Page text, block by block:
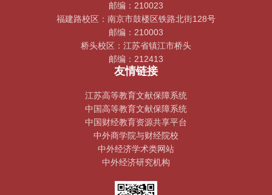
邮编：210023
福建路校区：南京市鼓楼区铁路北街128号
邮编：210003
桥头校区：江苏省镇江市桥头
邮编：212413
友情链接
江苏高等教育文献保障系统
中国高等教育文献保障系统
中国财经教育资源共享平台
中外商学院与财经院校
中外经济学术类网站
中外经济研究机构